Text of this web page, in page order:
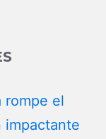
rompe el
impactante